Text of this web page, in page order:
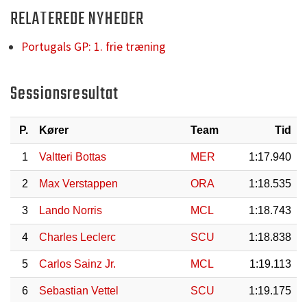
RELATEREDE NYHEDER
Portugals GP: 1. frie træning
Sessionsresultat
P. Kører Team Tid
1 Valtteri Bottas MER 1:17.940
2 Max Verstappen ORA 1:18.535
3 Lando Norris MCL 1:18.743
4 Charles Leclerc SCU 1:18.838
5 Carlos Sainz Jr. MCL 1:19.113
6 Sebastian Vettel SCU 1:19.175